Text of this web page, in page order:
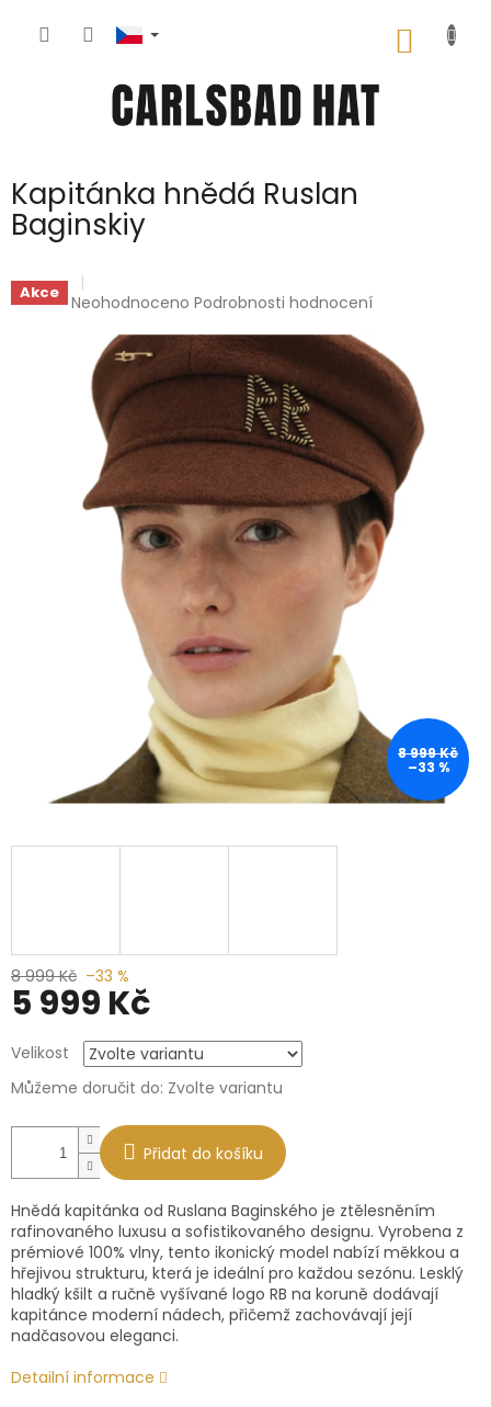
Kapitánka hnědá Ruslan
Baginskiy
Akce Průměrné
produktu
0,0
hvězdiček.
Neohodnoceno Podrobnosti hodnocení
8 999 Kč
–33 %
8 999 Kč –33 %
5 999 Kč
cena:
Velikost
Můžeme doručit do: Zvolte variantu
Přidat do košíku
Hnědá kapitánka od Ruslana Baginského je ztělesněním
rafinovaného luxusu a sofistikovaného designu. Vyrobena z
prémiové 100% vlny, tento ikonický model nabízí měkkou a
hřejivou strukturu, která je ideální pro každou sezónu. Lesklý
hladký kšilt a ručně vyšívané logo RB na koruně dodávají
kapitánce moderní nádech, přičemž zachovávají její
nadčasovou eleganci.
Detailní informace